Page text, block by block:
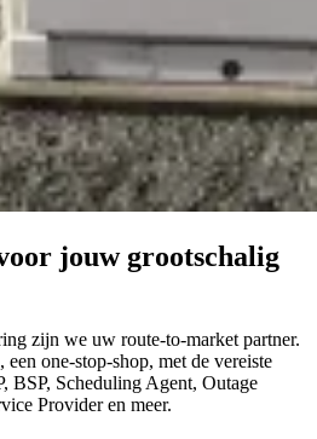
jouw grootschalig
zijn we uw route-to-market partner.
one-stop-shop, met de vereiste
BSP, Scheduling Agent, Outage
Provider en meer.